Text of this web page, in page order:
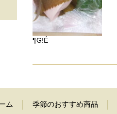
¶G!É
ム 季節のおすすめ商品